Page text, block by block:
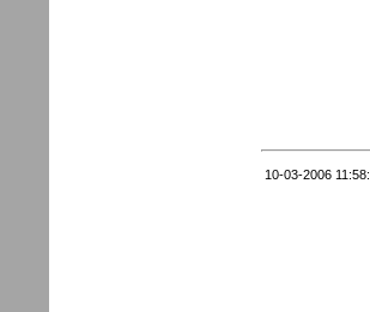
10-03-2006